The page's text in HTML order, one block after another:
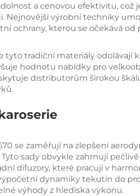
a cenovou efektivitu, což
Nejnovější výrobní techniky
ochrany, kterou se očekává od
tyto tradiční materiály odolávají
hodnotu nabídky pro
distributorům širokou
se zaměřují na zlepšení
sady obvykle zahrnují
difuzory, které pracují v
dynamiky tekutin do
výhody z hlediska výkonu.